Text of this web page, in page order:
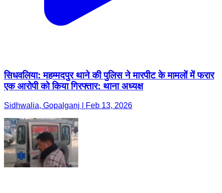
सिधवलिया: महम्मदपुर थाने की पुलिस ने मारपीट के मामलों में फरार
एक आरोपी को किया गिरफ्तार: थाना अध्यक्ष
Sidhwalia, Gopalganj | Feb 13, 2026